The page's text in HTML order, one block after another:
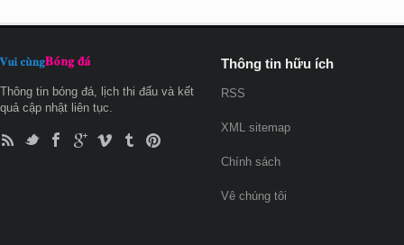
Thông tin bóng đá, lịch thi đấu và kết
quả cập nhật liên tục.
Thông tin hữu ích
RSS
XML sitemap
Chính sách
Vê chúng tôi